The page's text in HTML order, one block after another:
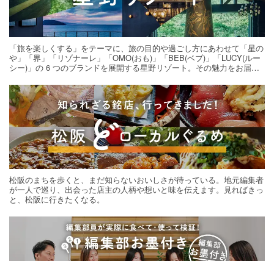
「旅を楽しくする」をテーマに、旅の目的や過ごし方にあわせて「星の
や」「界」「リゾナーレ」「OMO(おも)」「BEB(ベブ)」「LUCY(ルー
シー)」の 6 つのブランドを展開する星野リゾート。その魅力をお届け
松阪のまちを歩くと、まだ知らないおいしさが待っている。地元編集者
が一人で巡り、出会った店主の人柄や想いと味を伝えます。見ればきっ
と、松阪に行きたくなる。